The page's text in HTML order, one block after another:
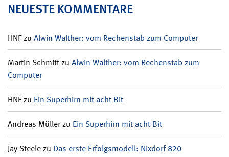
NEUESTE KOMMENTARE
HNFzu Alwin Walther: vom Rechenstab zum Computer
Martin Schmittzu Alwin Walther: vom Rechenstab zum
Computer
HNFzu Ein Superhirn mit acht Bit
Andreas Müllerzu Ein Superhirn mit acht Bit
Jay Steelezu Das erste Erfolgsmodell: Nixdorf 820